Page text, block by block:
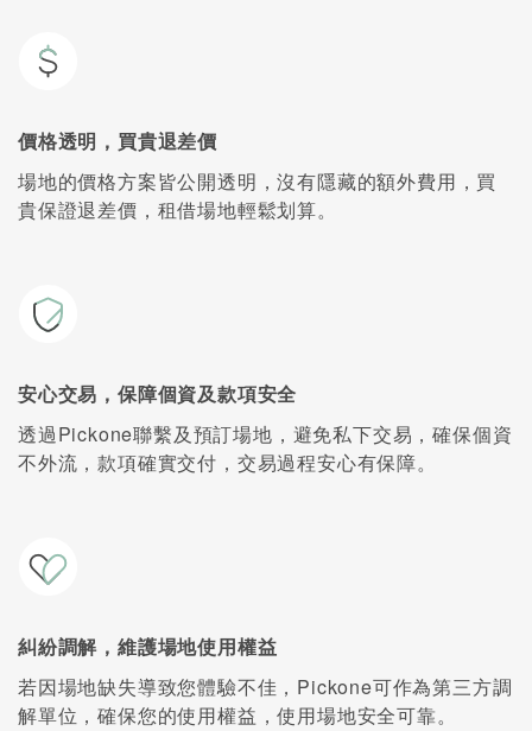
價格透明，買貴退差價
場地的價格方案皆公開透明，沒有隱藏的額外費用，買
貴保證退差價，租借場地輕鬆划算。
安心交易，保障個資及款項安全
透過Pickone聯繫及預訂場地，避免私下交易，確保個資
不外流，款項確實交付，交易過程安心有保障。
糾紛調解，維護場地使用權益
若因場地缺失導致您體驗不佳，Pickone可作為第三方調
解單位，確保您的使用權益，使用場地安全可靠。